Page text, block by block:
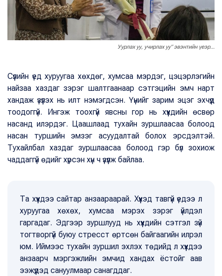
Уурлах уу, учирлах уу” эвэнтийн үеэр...
Сүүлийн үед хуруугаа хөхдөг, хумсаа мэрдэг, цэцэрлэгийн
найзаа хаздаг зэрэг шалтгаанаар сэтгэцийн эмч нарт
хандаж үзүүлэх нь илт нэмэгдсэн. Үүнийг зарим эцэг эхчүүд
тоодоггүй. Ингэж тоохгүй явсны гор нь хүүхдийн өсвөр
насанд илэрдэг. Цаашлаад тухайн зуршлаасаа болоод
насан туршийн эмзэг асуудалтай болох эрсдэлтэй.
Тухайлбал хаздаг зуршлаасаа болоод гэр бүл зохиож
чаддаггүй өдийг хүрсэн хүн ч үзүүлж байлаа.
Та хүүхдээ сайтар анзаараарай. Хүүхэд тавгүй үедээ л
хуруугаа хөхөх, хумсаа мэрэх зэрэг үйлдэл
гаргадаг. Эдгээр зуршлууд нь хүүхдийн сэтгэл зүй
тогтворгүй буюу стресст өртсөн байгаагийн илрэл
юм. Иймээс тухайн зуршил эхлэх төдийд л хүүхдээ
анзаарч мэргэжлийн эмчид хандах ёстойг аав
ээжүүдэд сануулмаар санагддаг.